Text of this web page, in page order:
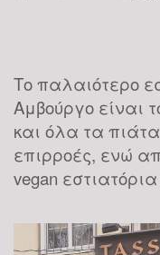
Το παλαιότερο
Αμβούργο είναι
και όλα τα
επιρροές, ενώ
vegan
28
ΙΑΝ
Εάν
θα
μία εποχή